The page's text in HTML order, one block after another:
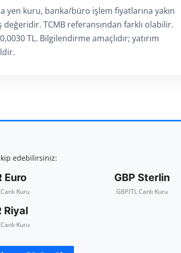
yen kuru, banka/büro işlem fiyatlarına yakın
değeridir. TCMB referansından farklı olabilir.
TL. Bilgilendirme amaçlıdır; yatırım
edebilirsiniz:
Euro
Kuru
GBP Sterlin
GBP/TL Canlı Kuru
Riyal
Kuru